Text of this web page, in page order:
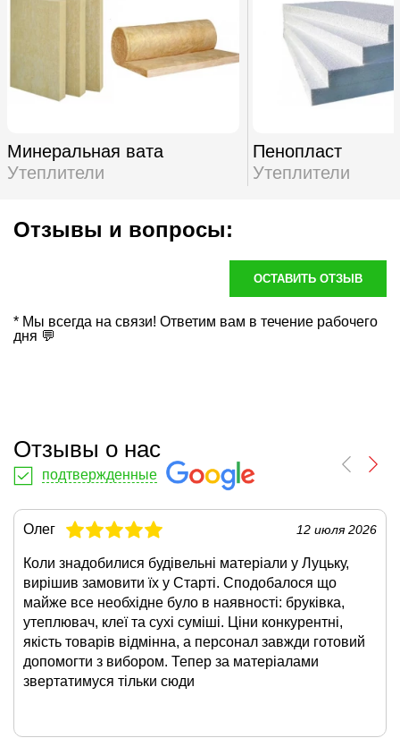
Минеральная вата
Утеплители
Пенопласт
Утеплители
Отзывы и вопросы:
ОСТАВИТЬ ОТЗЫВ
* Мы всегда на связи! Ответим вам в течение рабочего
дня 💬
Отзывы о нас
подтвержденные
Олег 12 июля 2026
Коли знадобилися будівельні матеріали у Луцьку,
вирішив замовити їх у Старті. Сподобалося що
майже все необхідне було в наявності: бруківка,
утеплювач, клеї та сухі суміші. Ціни конкурентні,
якість товарів відмінна, а персонал завжди готовий
допомогти з вибором. Тепер за матеріалами
звертатимуся тільки сюди